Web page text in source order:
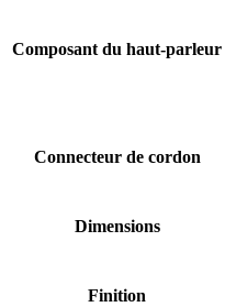
Composant du haut-parleur
Connecteur de cordon
Dimensions
Finition